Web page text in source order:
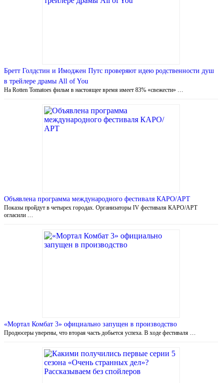
Бретт Голдстин и Имоджен Путс проверяют идею родственности душ
в трейлере драмы All of You
На Rotten Tomatoes фильм в настоящее время имеет 83% «свежести» …
Объявлена программа международного фестиваля КАРО/АРТ
Показы пройдут в четырех городах. Организаторы IV фестиваля КАРО/АРТ
огласили …
«Мортал Комбат 3» официально запущен в производство
Продюсеры уверены, что вторая часть добьется успеха. В ходе фестиваля …